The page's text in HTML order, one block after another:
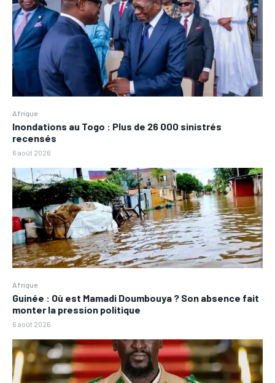
Afrique
Inondations au Togo : Plus de 26 000 sinistrés
recensés
6 août 2026
Afrique
Guinée : Où est Mamadi Doumbouya ? Son absence fait
monter la pression politique
6 août 2026